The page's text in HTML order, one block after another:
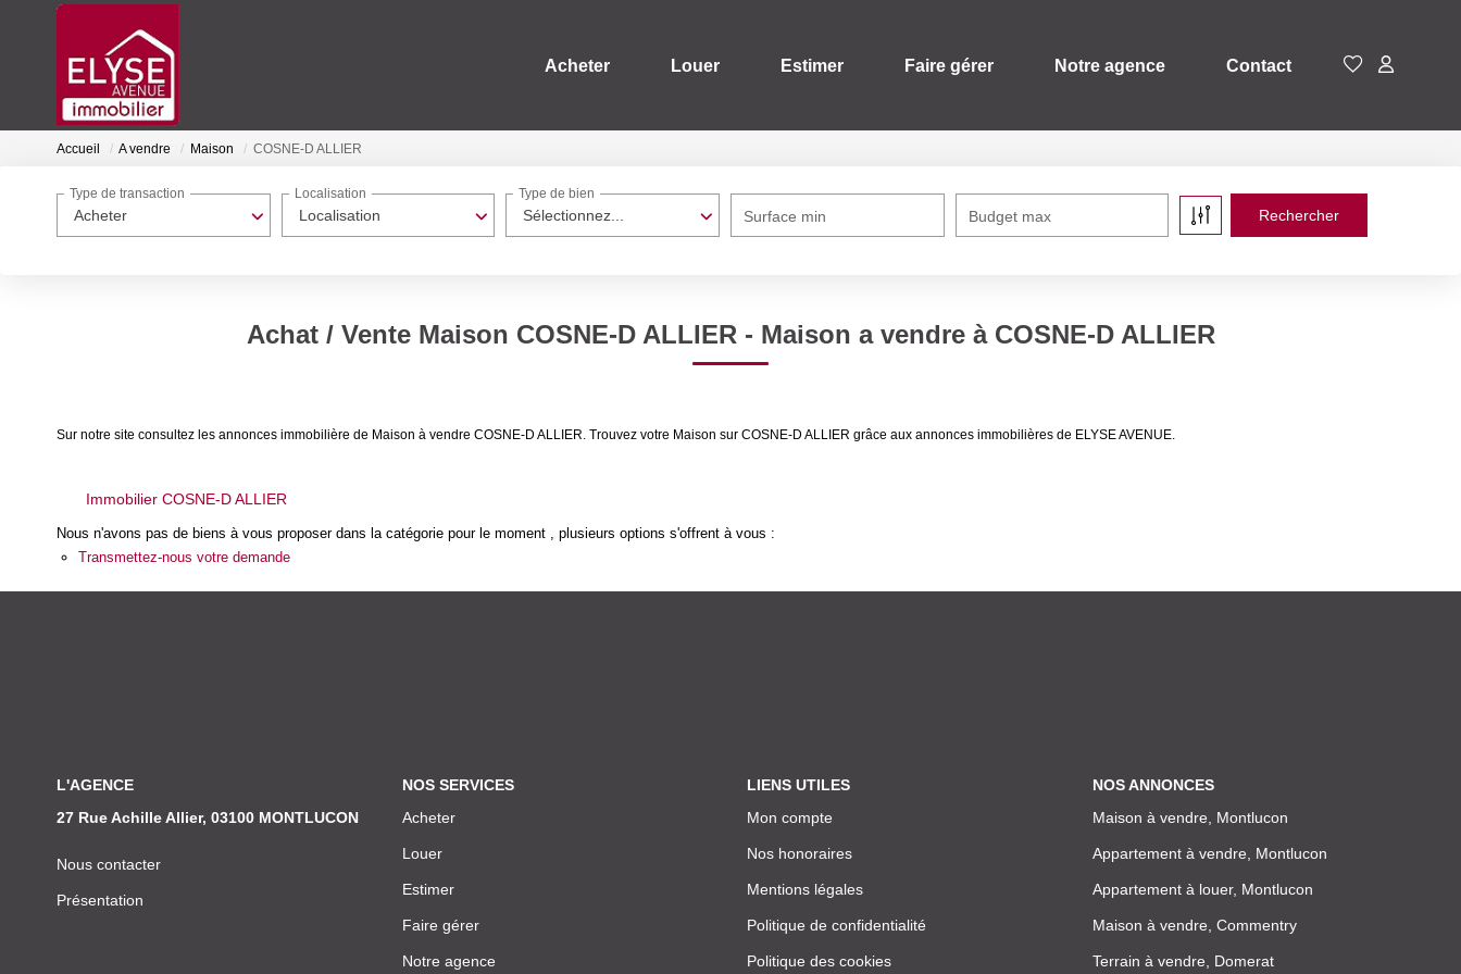
Acheter Louer Estimer Faire gérer Notre agence Contact
Accueil A vendre Maison COSNE-D ALLIER
Acheter
Type de transaction
Localisation
Localisation
Sélectionnez...
Type de bien
Surface min Budget max
Achat / Vente Maison COSNE-D ALLIER - Maison a vendre à COSNE-D ALLIER
Sur notre site consultez les annonces immobilière de Maison à vendre COSNE-D ALLIER. Trouvez votre Maison sur COSNE-D ALLIER grâce aux annonces immobilières de ELYSE AVENUE.
Immobilier COSNE-D ALLIER
Nous n'avons pas de biens à vous proposer dans la catégorie pour le moment , plusieurs options s'offrent à vous :
Transmettez-nous votre demande
L'AGENCE
27 Rue Achille Allier, 03100 MONTLUCON
Nous contacter
Présentation
NOS SERVICES
Acheter
Louer
Estimer
Faire gérer
Notre agence
LIENS UTILES
Mon compte
Nos honoraires
Mentions légales
Politique de confidentialité
Politique des cookies
NOS ANNONCES
Maison à vendre, Montlucon
Appartement à vendre, Montlucon
Appartement à louer, Montlucon
Maison à vendre, Commentry
Terrain à vendre, Domerat